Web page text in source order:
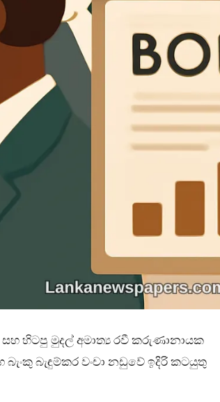
හිටපු මුදල් අමාත්‍ය රවී කරුණානායක
බැඳුම්කර වංචා නඩුවේ ඉදිරි කටයුතු